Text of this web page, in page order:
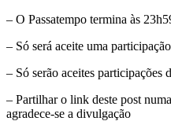
– O Passatempo termina às
– Só será aceite uma
– Só serão aceites participações
– Partilhar o link deste post
agradece-se a divulgação